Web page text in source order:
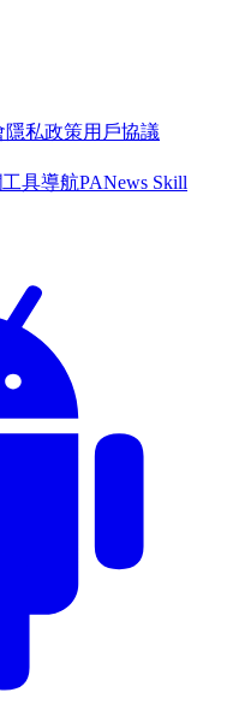
隱私政策用戶協議
工具導航PANews Skill